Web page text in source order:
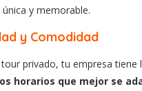
y memorable.
y Comodidad
privado, tu empresa tiene
horarios que mejor se